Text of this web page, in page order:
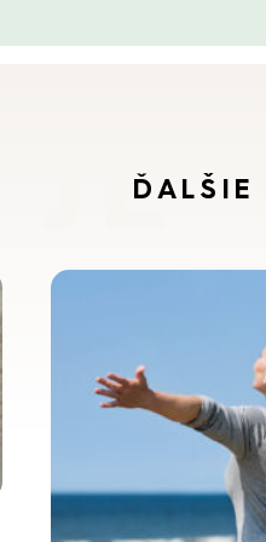
ĎALŠIE
JE